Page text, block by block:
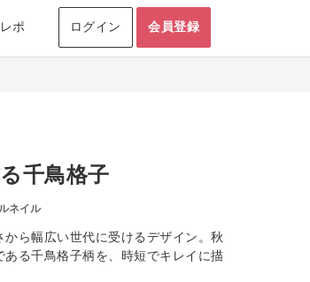
ポ ログイン 会員登録
千鳥格子
ネイル
から幅広い世代に受けるデザイン。秋
ある千鳥格子柄を、時短でキレイに描